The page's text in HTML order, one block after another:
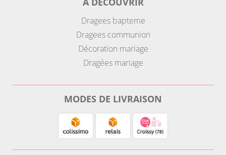
Dragees bapteme
Dragees communion
Décoration mariage
Dragées mariage
MODES DE LIVRAISON